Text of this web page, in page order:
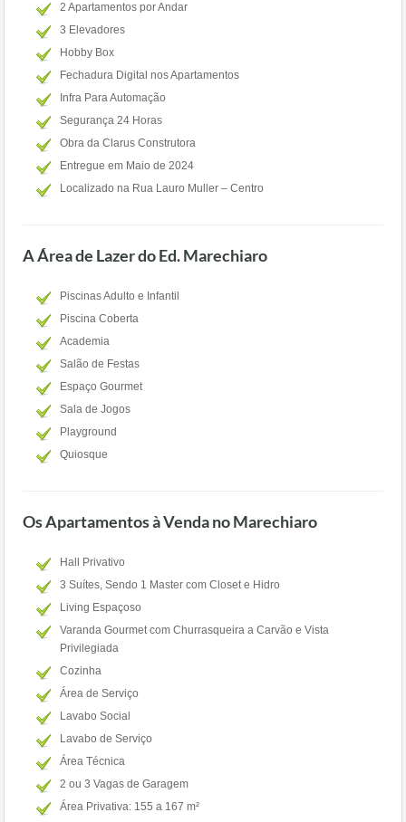
2 Apartamentos por Andar
3 Elevadores
Hobby Box
Fechadura Digital nos Apartamentos
Infra Para Automação
Segurança 24 Horas
Obra da Clarus Construtora
Entregue em Maio de 2024
Localizado na Rua Lauro Muller – Centro
A Área de Lazer do Ed. Marechiaro
Piscinas Adulto e Infantil
Piscina Coberta
Academia
Salão de Festas
Espaço Gourmet
Sala de Jogos
Playground
Quiosque
Os Apartamentos à Venda no Marechiaro
Hall Privativo
3 Suítes, Sendo 1 Master com Closet e Hidro
Living Espaçoso
Varanda Gourmet com Churrasqueira a Carvão e Vista
Privilegiada
Cozinha
Área de Serviço
Lavabo Social
Lavabo de Serviço
Área Técnica
2 ou 3 Vagas de Garagem
Área Privativa: 155 a 167 m²